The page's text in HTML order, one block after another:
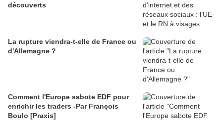
découverts
La rupture viendra-t-elle de France ou
d'Allemagne ?
Comment l'Europe sabote EDF pour
enrichir les traders -Par François
Boulo [Praxis]